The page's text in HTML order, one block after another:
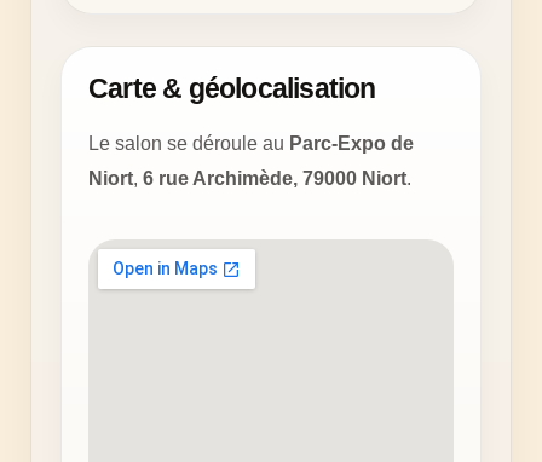
Carte & géolocalisation
Le salon se déroule au Parc-Expo de
Niort, 6 rue Archimède, 79000 Niort.